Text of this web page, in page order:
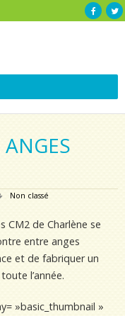
Non classé
CM2 de Charlène se
entre anges
et de fabriquer un
l’année.
»basic_thumbnail »